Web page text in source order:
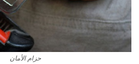
حزام الأمان